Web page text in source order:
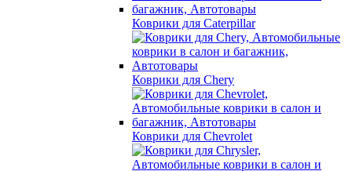
Коврики для Caterpillar
Коврики для Chery
Коврики для Chevrolet